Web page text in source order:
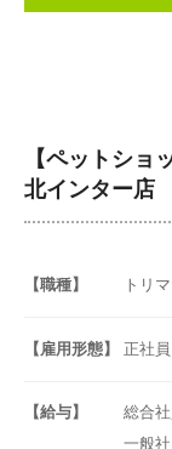
【ペットショ
北インター店
【職種】 トリ
【雇用形態】 正社員
【給与】
総合
一般